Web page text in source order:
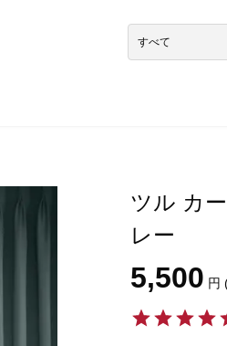
ツル カ
レー
5,500 円